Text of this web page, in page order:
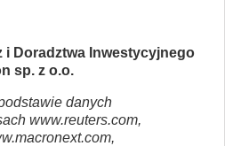
i Doradztwa Inwestycyjnego
sp. z o.o.
danych
www.reuters.com,